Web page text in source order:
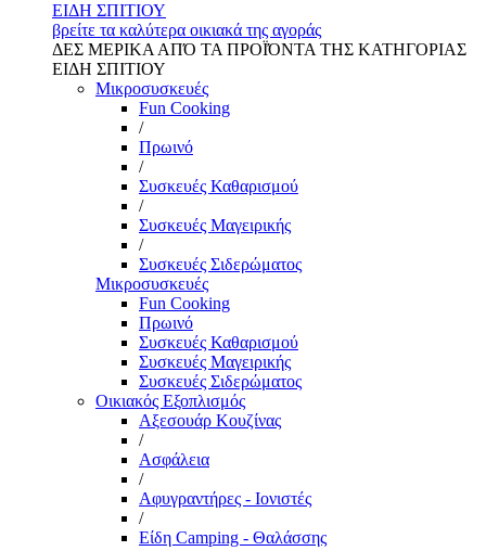
ΕΙΔΗ ΣΠΙΤΙΟΥ
βρείτε τα καλύτερα οικιακά της αγοράς
ΔΕΣ ΜΕΡΙΚΑ ΑΠΌ ΤΑ ΠΡΟΪΌΝΤΑ ΤΗΣ ΚΑΤΗΓΟΡΙΑΣ
ΕΙΔΗ ΣΠΙΤΙΟΥ
Μικροσυσκευές
Fun Cooking
/
Πρωινό
/
Συσκευές Καθαρισμού
/
Συσκευές Μαγειρικής
/
Συσκευές Σιδερώματος
Μικροσυσκευές
Fun Cooking
Πρωινό
Συσκευές Καθαρισμού
Συσκευές Μαγειρικής
Συσκευές Σιδερώματος
Οικιακός Εξοπλισμός
Αξεσουάρ Κουζίνας
/
Ασφάλεια
/
Αφυγραντήρες - Ιονιστές
/
Είδη Camping - Θαλάσσης